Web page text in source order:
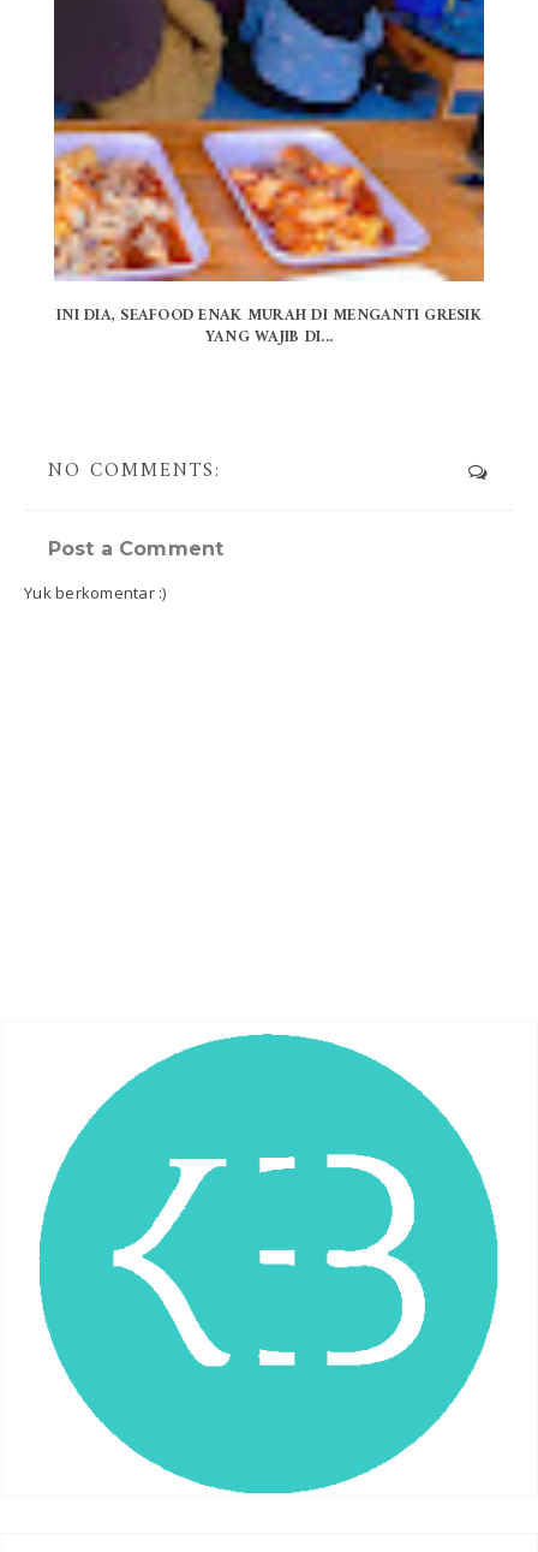
INI DIA, SEAFOOD ENAK MURAH DI MENGANTI GRESIK
YANG WAJIB DI...
NO COMMENTS:
Post a Comment
Yuk berkomentar :)